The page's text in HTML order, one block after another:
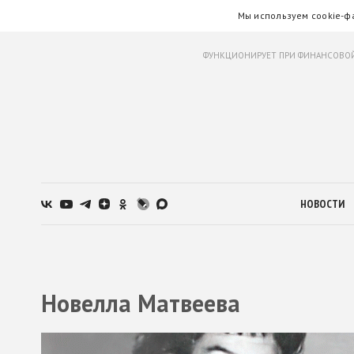
Мы используем cookie-
ФУНКЦИОНИРУЕТ ПРИ
НОВОСТИ
Новелла Матвеева